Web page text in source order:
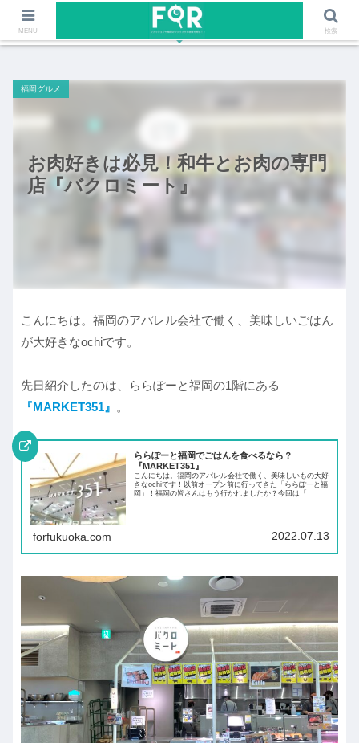
ファッションや福岡のワクワクする情報を発信！！
お肉好きは必見！和牛とお肉の専門
店『バクロミート』
福岡グルメ
こんにちは。福岡のアパレル会社で働く、美味しいごはん
が大好きなochiです。
先日紹介したのは、ららぽーと福岡の1階にある
『MARKET351』 。
ららぽーと福岡でごはんを食べるなら？
『MARKET351』
こんにちは。福岡のアパレル会社で働く、美味しいもの大好
きなochiです！以前オープン前に行ってきた「ららぽーと福
岡」！福岡の皆さんはもう行かれましたか？今回は「
forfukuoka.com 2022.07.13
MENU 検索